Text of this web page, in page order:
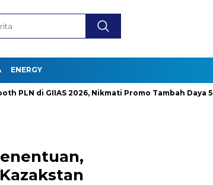
ENERGY
di GIIAS 2026, Nikmati Promo Tambah Daya 50